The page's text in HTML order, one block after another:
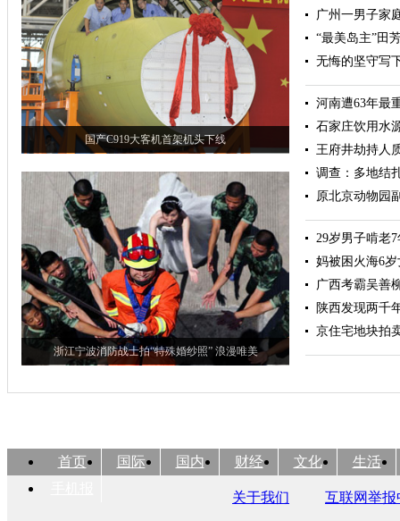
国产C919大客机首架机头下线
浙江宁波消防战士拍“特殊婚纱照” 浪漫唯美
广州一男子家
“最美岛主”田
无悔的坚守写
河南遭63年最
石家庄饮用水
王府井劫持人
调查：多地结
原北京动物园
29岁男子啃老
妈被困火海6
广西考霸吴善
陕西发现两千
京住宅地块拍
首页 国际 国内 财经 文化
生活
关于我们 互联网举报